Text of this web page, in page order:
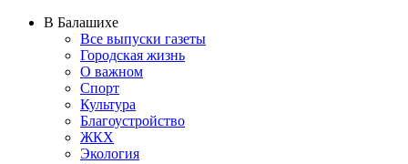
В Балашихе
Все выпуски газеты
Городская жизнь
О важном
Спорт
Культура
Благоустройство
ЖКХ
Экология